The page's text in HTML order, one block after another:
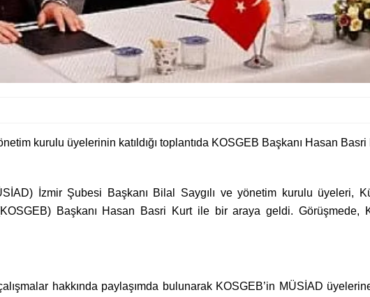
kurulu üyelerinin katıldığı toplantıda KOSGEB Başkanı Hasan Basri
İzmir Şubesi Başkanı Bilal Saygılı ve yönetim kurulu üyeleri,
Başkanı Hasan Basri Kurt ile bir araya geldi. Görüşmede,
hakkında paylaşımda bulunarak KOSGEB’in MÜSİAD